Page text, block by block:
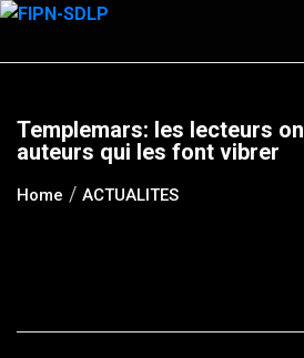
Skip
content
Templemars: les lecteurs
auteurs qui les font vibrer
Home ACTUALITES